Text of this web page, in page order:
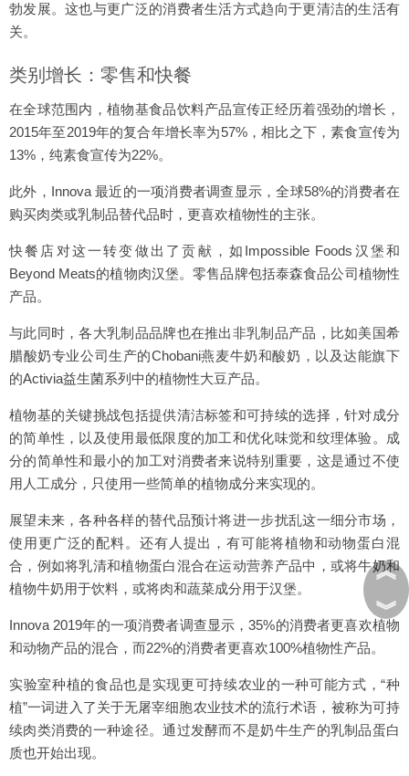
勃发展。这也与更广泛的消费者生活方式趋向于更清洁的生活有
关。
类别增长：零售和快餐
在全球范围内，植物基食品饮料产品宣传正经历着强劲的增长，
2015年至2019年的复合年增长率为57%，相比之下，素食宣传为
13%，纯素食宣传为22%。
此外，Innova 最近的一项消费者调查显示，全球58%的消费者在
购买肉类或乳制品替代品时，更喜欢植物性的主张。
快餐店对这一转变做出了贡献，如Impossible Foods汉堡和
Beyond Meats的植物肉汉堡。零售品牌包括泰森食品公司植物性
产品。
与此同时，各大乳制品品牌也在推出非乳制品产品，比如美国希
腊酸奶专业公司生产的Chobani燕麦牛奶和酸奶，以及达能旗下
的Activia益生菌系列中的植物性大豆产品。
植物基的关键挑战包括提供清洁标签和可持续的选择，针对成分
的简单性，以及使用最低限度的加工和优化味觉和纹理体验。成
分的简单性和最小的加工对消费者来说特别重要，这是通过不使
用人工成分，只使用一些简单的植物成分来实现的。
展望未来，各种各样的替代品预计将进一步扰乱这一细分市场，
使用更广泛的配料。还有人提出，有可能将植物和动物蛋白混
合，例如将乳清和植物蛋白混合在运动营养产品中，或将牛奶和
植物牛奶用于饮料，或将肉和蔬菜成分用于汉堡。
Innova 2019年的一项消费者调查显示，35%的消费者更喜欢植物
和动物产品的混合，而22%的消费者更喜欢100%植物性产品。
实验室种植的食品也是实现更可持续农业的一种可能方式，“种
植”一词进入了关于无屠宰细胞农业技术的流行术语，被称为可持
续肉类消费的一种途径。通过发酵而不是奶牛生产的乳制品蛋白
质也开始出现。
︽
︾